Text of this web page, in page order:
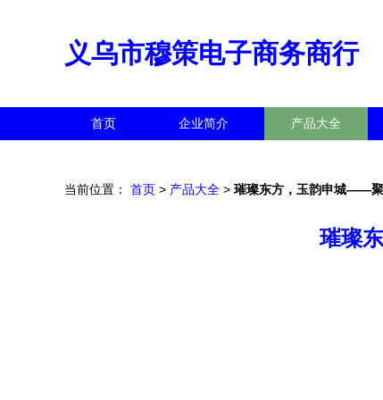
义乌市穆策电子商务商行
首页 企业简介 产品大全
当前位置： 首页 > 产品大全 > 璀璨东方，玉韵申城——
璀璨